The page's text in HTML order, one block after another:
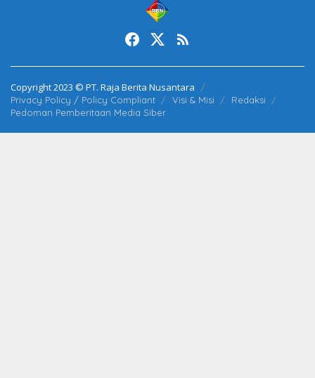
Copyright 2023 © PT. Raja Berita Nusantara
Privacy Policy / Policy Compliant Visi & Misi
Redaksi
Pedoman Pemberitaan Media Siber